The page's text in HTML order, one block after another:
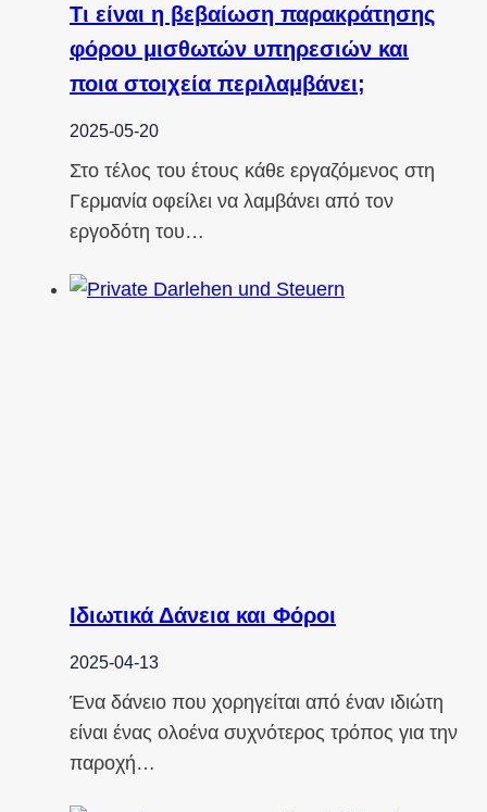
Τι είναι η βεβαίωση παρακράτησης
φόρου μισθωτών υπηρεσιών και
ποια στοιχεία περιλαμβάνει;
2025-05-20
Στο τέλος του έτους κάθε εργαζόμενος στη
Γερμανία οφείλει να λαμβάνει από τον
εργοδότη του…
Ιδιωτικά Δάνεια και Φόροι
2025-04-13
Ένα δάνειο που χορηγείται από έναν ιδιώτη
είναι ένας ολοένα συχνότερος τρόπος για την
παροχή…